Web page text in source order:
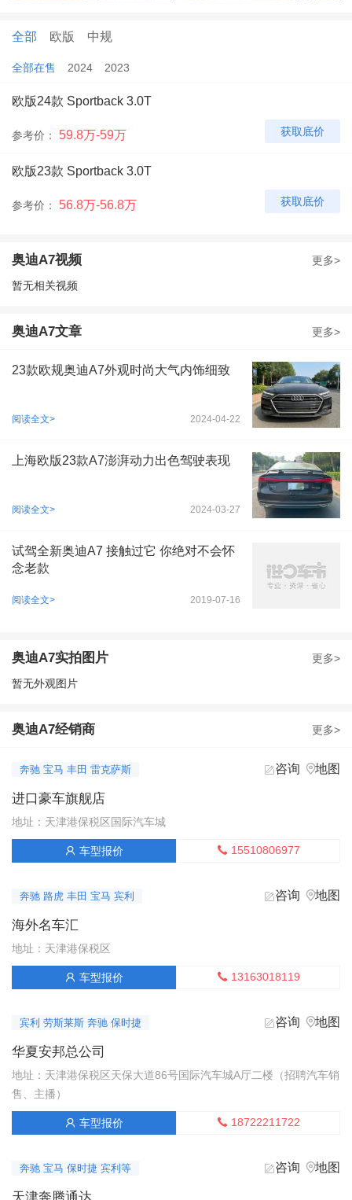
全部 欧版 中规
全部在售 2024 2023
欧版24款 Sportback 3.0T
参考价： 59.8万-59万 获取底价
欧版23款 Sportback 3.0T
参考价： 56.8万-56.8万 获取底价
奥迪A7视频
更多>
暂无相关视频
奥迪A7文章 更多>
23款欧规奥迪A7外观时尚大气内饰细致
2024-04-22
阅读全文>
上海欧版23款A7澎湃动力出色驾驶表现
2024-03-27
阅读全文>
试驾全新奥迪A7 接触过它 你绝对不会怀
念老款
2019-07-16
阅读全文>
奥迪A7实拍图片
更多>
暂无外观图片
奥迪A7经销商 更多>
奔驰 宝马 丰田 雷克萨斯 咨询 地图
进口豪车旗舰店
地址：天津港保税区国际汽车城
 车型报价  15510806977
奔驰 路虎 丰田 宝马 宾利 咨询 地图
海外名车汇
地址：天津港保税区
 车型报价  13163018119
宾利 劳斯莱斯 奔驰 保时捷 咨询 地图
华夏安邦总公司
地址：天津港保税区天保大道86号国际汽车城A厅二楼（招聘汽车销
售、主播）
 车型报价  18722211722
奔驰 宝马 保时捷 宾利等 咨询 地图